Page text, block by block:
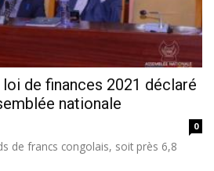
loi de finances 2021 déclaré
nationale
0
de francs congolais, soit près 6,8